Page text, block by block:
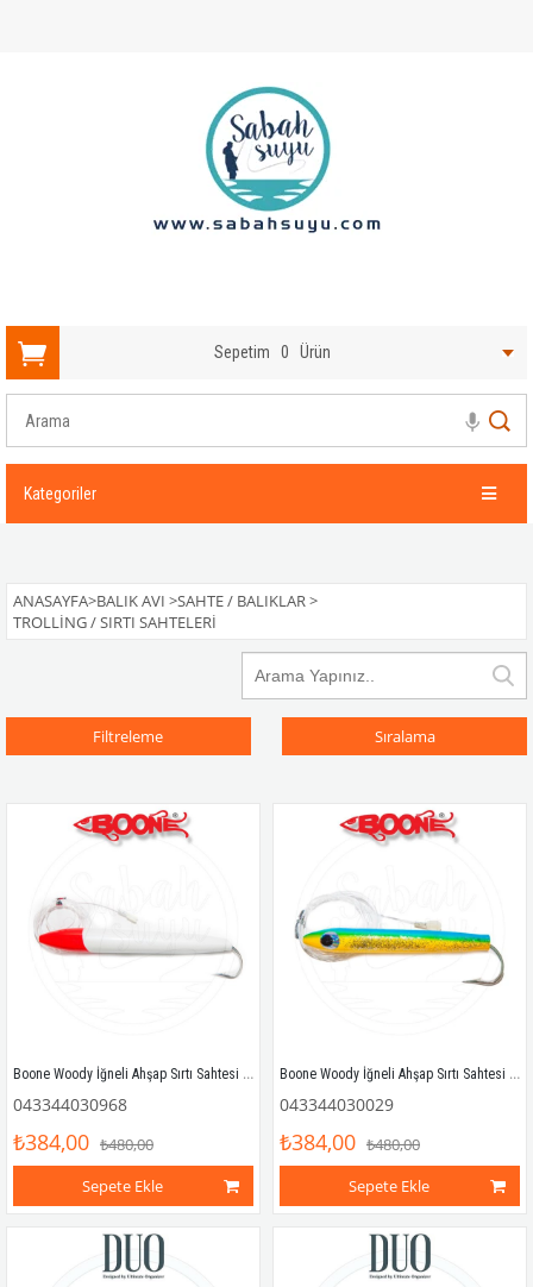
Sepetim 0 Ürün
Kategoriler
ANASAYFA>BALIK AVI >SAHTE / BALIKLAR>
TROLLING / SIRTI SAHTELERI
Filtreleme Sıralama
Boone Woody İğneli Ahşap Sırtı Sahtesi 15cm Kırmızı Beyaz
043344030968
₺384,00 ₺480,00
Sepete Ekle
Boone Woody İğneli Ahşap Sırtı Sahtesi 15cm Dorado
043344030029
₺384,00 ₺480,00
Sepete Ekle